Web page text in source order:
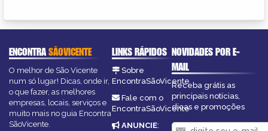
ENCONTRASÃOVICENTE
O melhor de São Vicente
num só lugar! Dicas, onde ir,
o que fazer, as melhores
empresas, locais, serviços e
muito mais no guia Encontra
SãoVicente.
LINKS RÁPIDOS
Sobre
EncontraSãoVicente
Fale com o
EncontraSãoVicente
ANUNCIE:
NOVIDADES POR E-
MAIL
Receba grátis as
principais notícias,
dicas e promoções